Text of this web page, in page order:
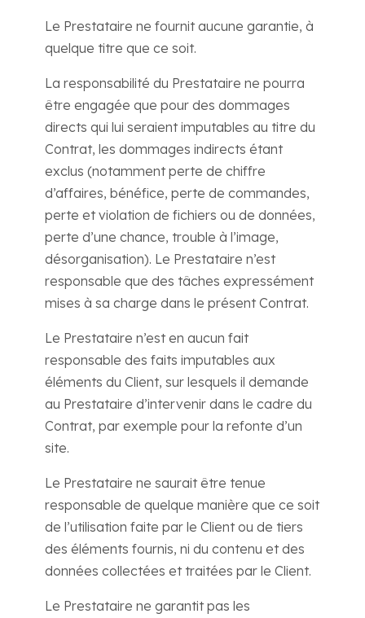
Le Prestataire ne fournit aucune garantie, à
quelque titre que ce soit.
La responsabilité du Prestataire ne pourra
être engagée que pour des dommages
directs qui lui seraient imputables au titre du
Contrat, les dommages indirects étant
exclus (notamment perte de chiffre
d’affaires, bénéfice, perte de commandes,
perte et violation de fichiers ou de données,
perte d’une chance, trouble à l’image,
désorganisation). Le Prestataire n’est
responsable que des tâches expressément
mises à sa charge dans le présent Contrat.
Le Prestataire n’est en aucun fait
responsable des faits imputables aux
éléments du Client, sur lesquels il demande
au Prestataire d’intervenir dans le cadre du
Contrat, par exemple pour la refonte d’un
site.
Le Prestataire ne saurait être tenue
responsable de quelque manière que ce soit
de l’utilisation faite par le Client ou de tiers
des éléments fournis, ni du contenu et des
données collectées et traitées par le Client.
Le Prestataire ne garantit pas les